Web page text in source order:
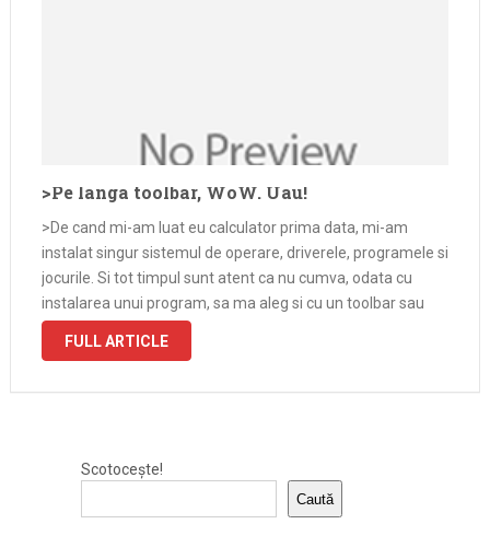
>Pe langa toolbar, WoW. Uau!
>De cand mi-am luat eu calculator prima data, mi-am
instalat singur sistemul de operare, driverele, programele si
jocurile. Si tot timpul sunt atent ca nu cumva, odata cu
instalarea unui program, sa ma aleg si cu un toolbar sau
mai stiu eu ce porcarie de programel …
FULL ARTICLE
Scotocește!
Caută